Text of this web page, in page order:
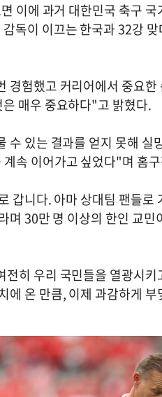
이에 과거 대한민국 축구
독이 이끄는 한국과 32강
경험했고 커리어에서 중요
매우 중요하다"고 밝혔다.
수 있는 결과를 얻지 못해
속 이어가고 싶었다"며 홈
갑니다. 아마 상대팀 팬들
며 30만 명 이상의 한인 교
전히 우리 국민들을 열광시
에 온 만큼, 이제 과감하게